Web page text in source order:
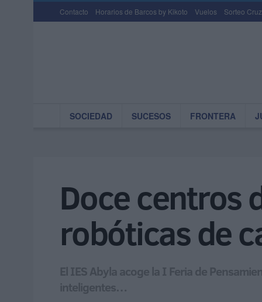
Contacto Horarios de Barcos by Kikoto Vuelos Sorteo
SOCIEDAD SUCESOS FRONTERA
Doce centros
robóticas de
El IES Abyla acoge la I Feria de
inteligentes…